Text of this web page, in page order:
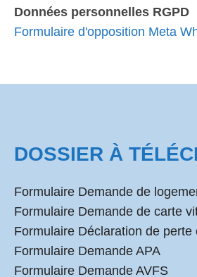
Données personnelles RGPD
Formulaire d'opposition Meta
DOSSIER À
Formulaire Demande de
Formulaire Demande de carte
Formulaire Déclaration de perte
Formulaire Demande APA
Formulaire Demande AVFS